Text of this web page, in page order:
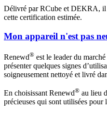
Délivré par RCube et DEKRA, il
cette certification estimée.
Mon appareil n'est pas
Renewd® est le leader du
présenter quelques signes
soigneusement nettoyé et livré
En choisissant Renewd® au lieu
précieuses qui sont utilisées